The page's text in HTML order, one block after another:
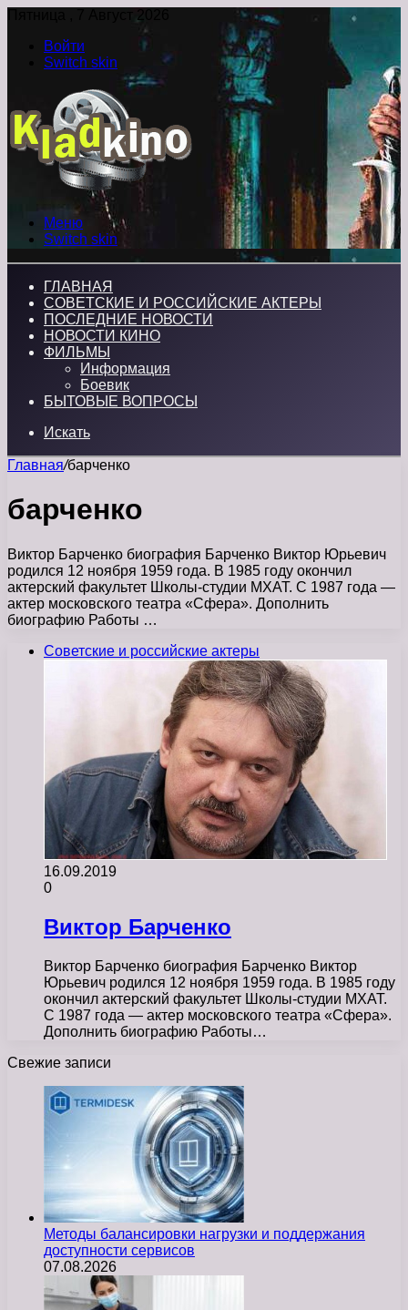
Пятница , 7 Август 2026
Войти
Switch skin
Меню
Switch skin
ГЛАВНАЯ
СОВЕТСКИЕ И РОССИЙСКИЕ АКТЕРЫ
ПОСЛЕДНИЕ НОВОСТИ
НОВОСТИ КИНО
ФИЛЬМЫ
Информация
Боевик
БЫТОВЫЕ ВОПРОСЫ
Искать
Главная/барченко
барченко
Виктор Барченко биография Барченко Виктор Юрьевич
родился 12 ноября 1959 года. В 1985 году окончил
актерский факультет Школы-студии МХАТ. С 1987 года —
актер московского театра «Сфера». Дополнить
биографию Работы …
Советские и российские актеры
16.09.2019
0
Виктор Барченко
Виктор Барченко биография Барченко Виктор
Юрьевич родился 12 ноября 1959 года. В 1985 году
окончил актерский факультет Школы-студии МХАТ.
С 1987 года — актер московского театра «Сфера».
Дополнить биографию Работы…
Свежие записи
Методы балансировки нагрузки и поддержания
доступности сервисов
07.08.2026